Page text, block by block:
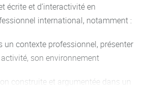
les éléments suivants :
comparatifs, discours direct et
écrite et d’interactivité en
international, notamment :
un contexte professionnel, présenter
son environnement
construite et argumentée dans un